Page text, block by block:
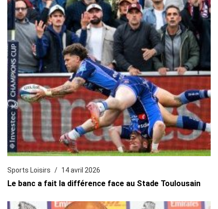
Sports Loisirs 14 avril 2026
Le banc a fait la différence face au Stade Toulousain